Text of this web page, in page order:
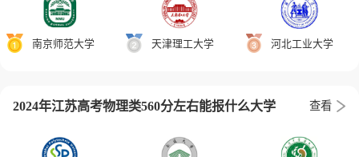
南京师范大学 天津理工大学 河北工业大学
2024年江苏高考物理类560分左右能报什么大学 查看